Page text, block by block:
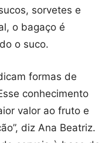
sorvetes e
o bagaço é
o suco.
formas de
conhecimento
valor ao fruto e
diz Ana Beatriz.